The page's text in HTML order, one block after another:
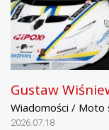
Gustaw
Wiadomości /
2026.07.18